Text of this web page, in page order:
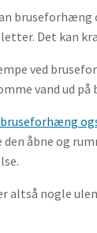
bruseforhæng
Det kan
ved
vand ud
åbne og
altså nogle